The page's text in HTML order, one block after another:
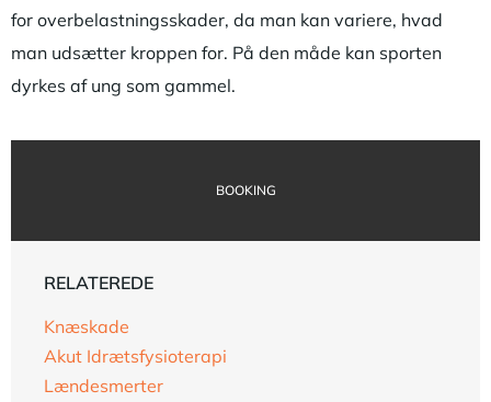
for overbelastningsskader, da man kan variere, hvad
man udsætter kroppen for. På den måde kan sporten
dyrkes af ung som gammel.
BOOKING
RELATEREDE
Knæskade
Akut Idrætsfysioterapi
Lændesmerter